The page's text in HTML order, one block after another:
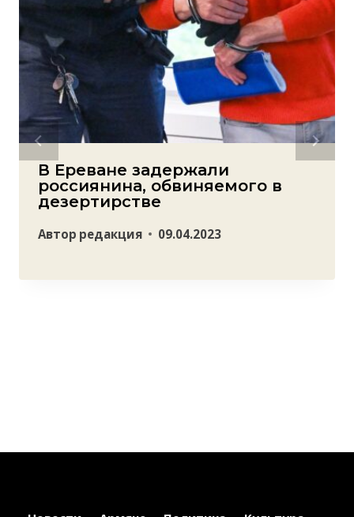
В Ереване задержали
россиянина, обвиняемого в
дезертирстве
Автор редакция 09.04.2023